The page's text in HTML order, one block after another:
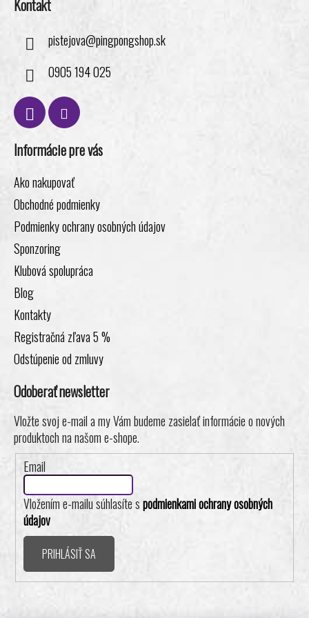
Kontakt
pistejova@pingpongshop.sk
0905 194 025
Informácie pre vás
Ako nakupovať
Obchodné podmienky
Podmienky ochrany osobných údajov
Sponzoring
Klubová spolupráca
Blog
Kontakty
Registračná zľava 5 %
Odstúpenie od zmluvy
Odoberať newsletter
Vložte svoj e-mail a my Vám budeme zasielať informácie o nových
produktoch na našom e-shope.
Email
Vložením e-mailu súhlasíte spodmienkami ochrany osobných
údajov
PRIHLÁSIŤ SA